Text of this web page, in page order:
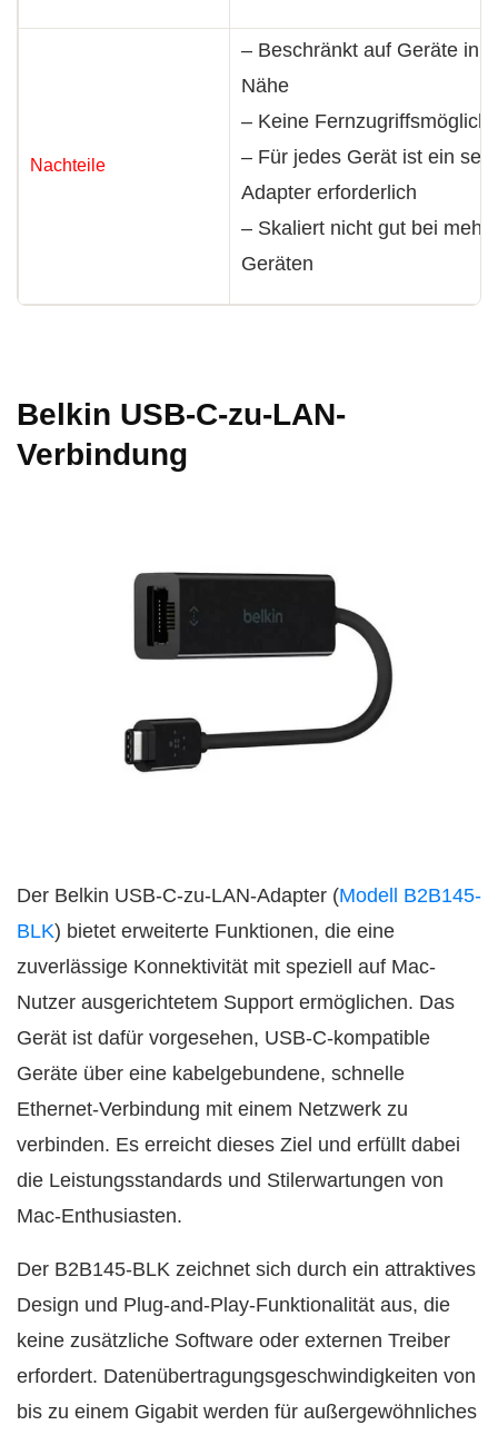
Nachteile
– Beschränkt auf Geräte in
Nähe
– Keine
– Für jedes Gerät ist ein
Adapter erforderlich
– Skaliert nicht gut bei
Geräten
Belkin USB‑C-zu-LAN-
Verbindung
Der Belkin USB-C-zu-LAN-Adapter (Modell B2B145-
BLK) bietet erweiterte Funktionen, die eine
zuverlässige Konnektivität mit speziell auf Mac-
Nutzer ausgerichtetem Support ermöglichen. Das
Gerät ist dafür vorgesehen, USB-C-kompatible
Geräte über eine kabelgebundene, schnelle
Ethernet-Verbindung mit einem Netzwerk zu
verbinden. Es erreicht dieses Ziel und erfüllt dabei
die Leistungsstandards und Stilerwartungen von
Mac-Enthusiasten.
Der B2B145-BLK zeichnet sich durch ein attraktives
Design und Plug-and-Play-Funktionalität aus, die
keine zusätzliche Software oder externen Treiber
erfordert. Datenübertragungsgeschwindigkeiten von
bis zu einem Gigabit werden für außergewöhnliches